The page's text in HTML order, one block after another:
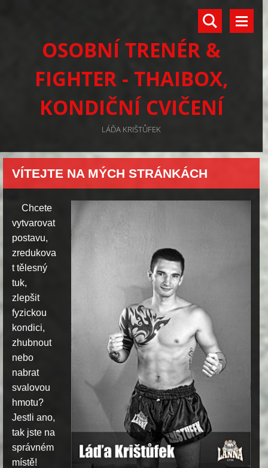
OSOBNÍ TRENÉR &
FIGHTER - THAIBOX,
KONDIČNÍ CVIČENÍ
LÁĎA KRIŠTŮFEK
VÍTEJTE NA MÝCH STRÁNKÁCH
Chcete
vytvarovat
postavu,
zredukova
t tělesný
tuk,
zlepšit
fyzickou
kondici,
zhubnout
nebo
nabrat
svalovou
hmotu?
Jestli ano,
tak jste na
správném
místě!